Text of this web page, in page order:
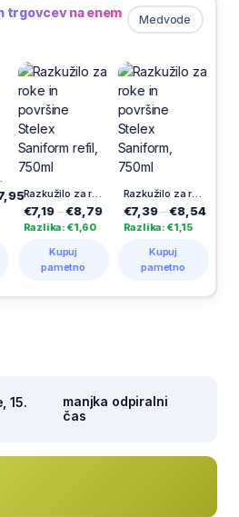
Medvode
trgovcev na enem
Razkužilo za roke in površine Stelex Saniform refil, 750ml
–€8,79
€1,60
pametno
Razkužilo za roke in površine Stelex Saniform, 750ml
€7,39 –€8,54
Razlika: €1,15
pametno
€7,49
Razlika:
15.
manjka odpiralni
čas